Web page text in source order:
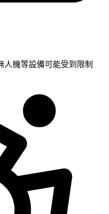
人機等設備可能受到限制